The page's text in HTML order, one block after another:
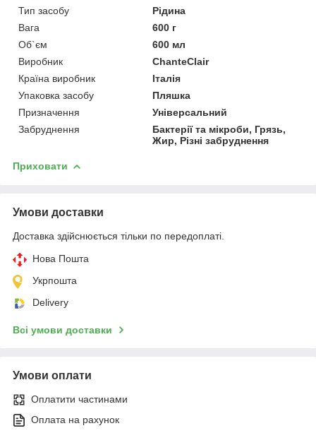
Тип засобу
Рідина
Вага
600 г
Об`єм
600 мл
Виробник
ChanteClair
Країна виробник
Італія
Упаковка засобу
Пляшка
Призначення
Універсальний
Забруднення
Бактерії та мікроби, Грязь,
Жир, Різні забруднення
Приховати
Умови доставки
Доставка здійснюється тільки по передоплаті.
Нова Пошта
Укрпошта
Delivery
Всі умови доставки
Умови оплати
Оплатити частинами
Оплата на рахунок